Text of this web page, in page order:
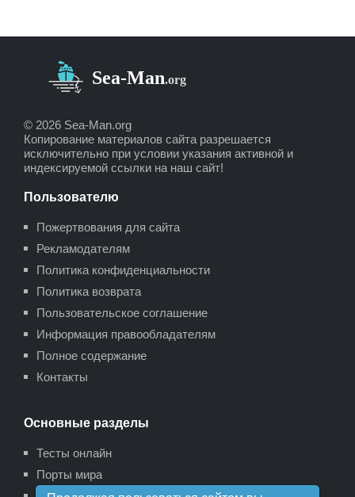
© 2026 Sea-Man.org
Копирование материалов сайта разрешается
исключительно при условии указания активной и
индексируемой ссылки на наш сайт!
Пользователю
Пожертвования для сайта
Рекламодателям
Политика конфиденциальности
Политика возврата
Пользовательское соглашение
Информация правообладателям
Полное содержание
Контакты
Основные разделы
Тесты онлайн
Порты мира